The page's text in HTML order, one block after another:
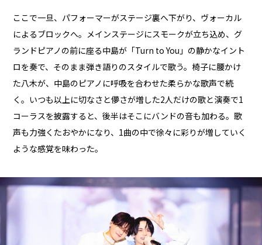
ここで一旦、パフォーマーがステージ裏へ下がり、ヴォーカル
によるブロックへ。メインステージにスモークが立ち込め、グ
ランドピアノの前に座る中島が「Turn to You」の静かなイント
ロを奏で、そのまま弾き語りのスタイルで歌う。椅子に腰かけ
た八木が、中島のピアノに呼吸を合わせた柔らかな歌声で続
く。いつも以上に切なさと儚さが増した2人だけの歌と演奏で1
コーラスを披露すると、後半はそこにバンドの音も加わる。歌
声も力強くたおやかになり、1曲の中で徐々に彩りが増していく
ような感覚を味わった。